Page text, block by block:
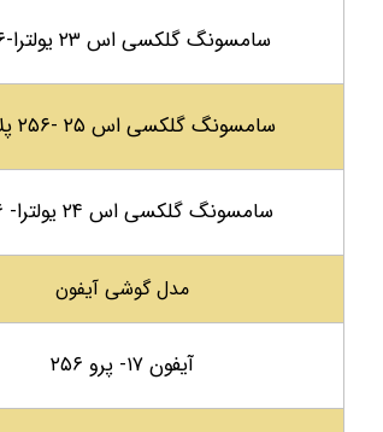
سامسونگ گلکسی اس ۲۳ یولترا-۲۵۶
سامسونگ گلکسی اس ۲۵ -۲۵۶ پلاس
سامسونگ گلکسی اس ۲۴ یولترا- ۲۵۶
مدل گوشی آیفون
آیفون ۱۷- پرو ۲۵۶